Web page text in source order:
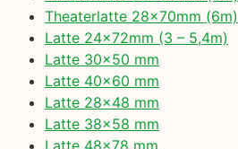
Theaterlatte 28x70mm (6m)
Latte 24x72mm (3 – 5,4m)
Latte 30×50 mm
Latte 40×60 mm
Latte 28×48 mm
Latte 38×58 mm
Latte 48×78 mm